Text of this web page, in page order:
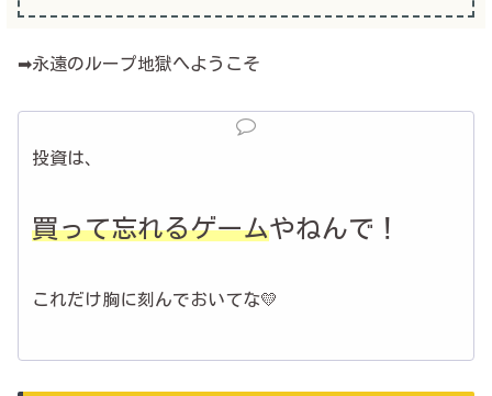
➡永遠のループ地獄へようこそ
投資は、
買って忘れるゲームやねんで！
これだけ胸に刻んでおいてな💛